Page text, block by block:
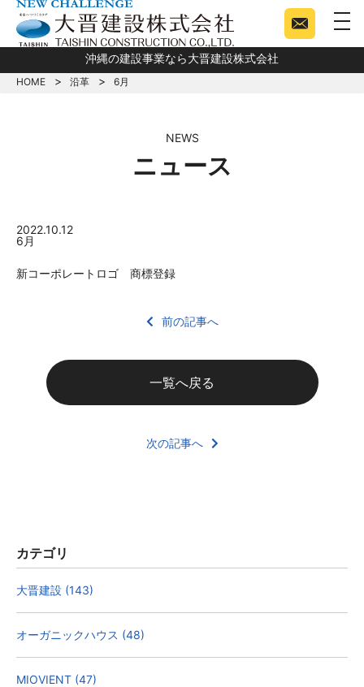
沖縄の建設事業なら大晋建設株式会社
HOME 沿革 6月
NEWS
ニュース
2022.10.12
6月
新コーポレートロゴ 商標登録
前の記事へ
一覧へ戻る
次の記事へ
カテゴリ
大晋建設 (143)
オーガニックハウス (48)
MIOVIENT (47)